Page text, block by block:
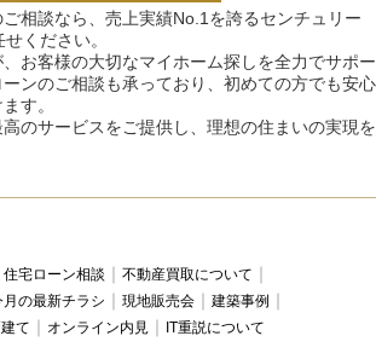
相談なら、売上実績No.1を誇るセンチュリー
ください。
お客様の大切なマイホーム探しを全力でサポー
ーンのご相談も承っており、初めての方でも安心
す。
のサービスをご提供し、理想の住まいの実現を
住宅ローン相談
不動産買取について
月の最新チラシ 現地販売会
建築事例
て
オンライン内見 IT重説について